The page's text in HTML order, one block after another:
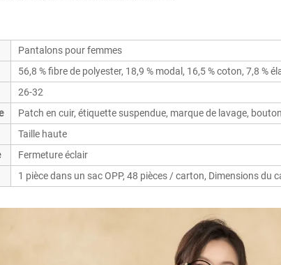
Pantalons pour femmes
56,8 % fibre de polyester, 18,9 % modal, 16,5 % coton, 7,8 %
26-32
Patch en cuir, étiquette suspendue, marque de lavage,
Taille haute
Fermeture éclair
1 pièce dans un sac OPP, 48 pièces / carton, Dimensions du